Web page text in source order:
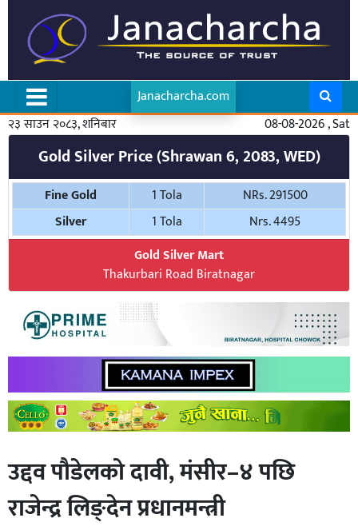
Janacharcha.com
२३ साउन २०८३, शनिबार
08-08-2026 , Sat
Gold Silver Price (Shrawan 6, 2083, WED)
Fine Gold 1 Tola
NRs. 291500
Silver
1 Tola
Nrs. 4495
Gold Silver Mart
Thakurbari Road Biratnagar
उद्दव पौडेलको दावी, मंसीर–४ पछि
राजेन्द्र लिङ्देन प्रधानमन्त्री